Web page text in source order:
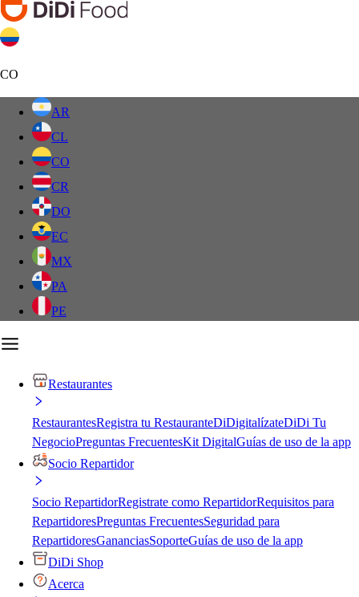
CO
AR
CL
CO
CR
DO
EC
MX
PA
PE
Restaurantes
RestaurantesRegistra tu RestauranteDiDigitalízateDiDi Tu
NegocioPreguntas FrecuentesKit DigitalGuías de uso de la app
Socio Repartidor
Socio RepartidorRegistrate como RepartidorRequisitos para
RepartidoresPreguntas FrecuentesSeguridad para
RepartidoresGananciasSoporteGuías de uso de la app
DiDi Shop
Acerca